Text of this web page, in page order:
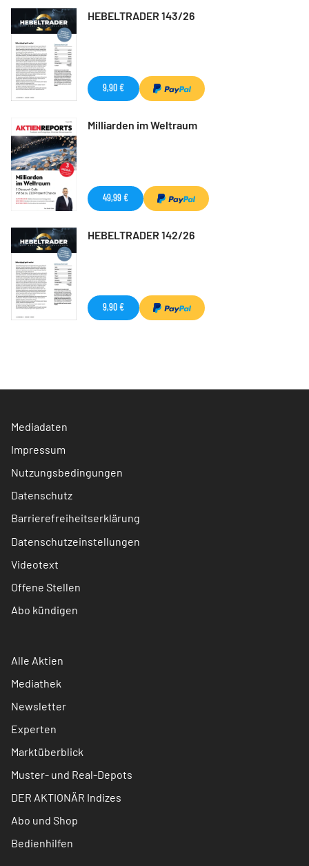
HEBELTRADER 143/26
9,90 €
Milliarden im Weltraum
49,99 €
HEBELTRADER 142/26
9,90 €
Mediadaten
Impressum
Nutzungsbedingungen
Datenschutz
Barrierefreiheitserklärung
Datenschutzeinstellungen
Videotext
Offene Stellen
Abo kündigen
Alle Aktien
Mediathek
Newsletter
Experten
Marktüberblick
Muster- und Real-Depots
DER AKTIONÄR Indizes
Abo und Shop
Bedienhilfen